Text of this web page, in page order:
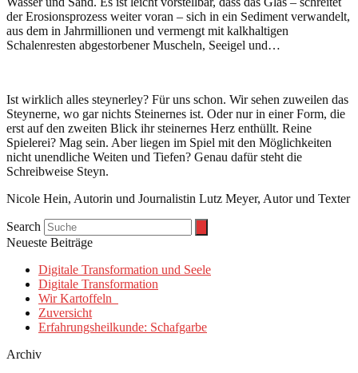
der Erosionsprozess weiter voran – sich in ein Sediment verwandelt,
aus dem in Jahrmillionen und vermengt mit kalkhaltigen
Schalenresten abgestorbener Muscheln, Seeigel und…
Ist wirklich alles steynerley? Für uns schon. Wir sehen zuweilen das
Steynerne, wo gar nichts Steinernes ist. Oder nur in einer Form, die
erst auf den zweiten Blick ihr steinernes Herz enthüllt. Reine
Spielerei? Mag sein. Aber liegen im Spiel mit den Möglichkeiten
nicht unendliche Weiten und Tiefen? Genau dafür steht die
Schreibweise Steyn.
Nicole Hein, Autorin und Journalistin Lutz Meyer, Autor und Texter
Search
Neueste Beiträge
Digitale Transformation und Seele
Digitale Transformation
Wir Kartoffeln
Zuversicht
Erfahrungsheilkunde: Schafgarbe
Archiv